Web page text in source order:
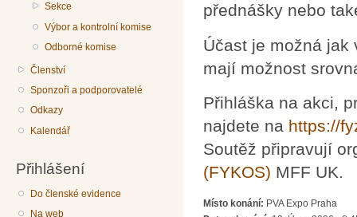
Sekce
Výbor a kontrolní komise
Odborné komise
Členství
Sponzoři a podporovatelé
Odkazy
Kalendář
Přihlášení
Do členské evidence
Na web
přednášky nebo
Účast je možná
mají možnost
Přihláška na akci,
najdete na https://
Soutěž připravují
(FYKOS) MFF UK.
Místo konání: PVA Expo Praha